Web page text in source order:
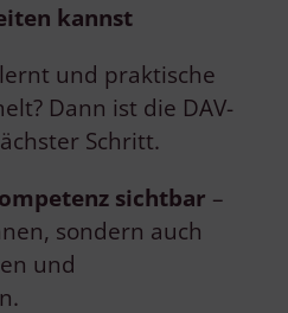
kannst
und praktische
Dann ist die DAV-
Schritt.
sichtbar –
sondern auch
und